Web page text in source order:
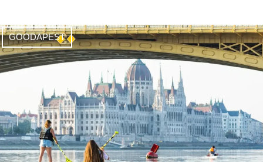
GOODAPEST